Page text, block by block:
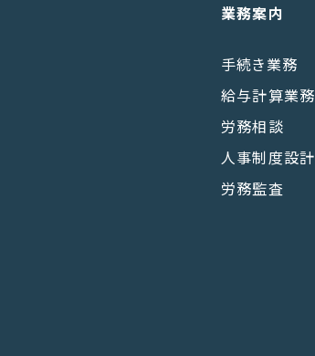
業務案内
手続き業務
給与計算業務
労務相談
人事制度設計
労務監査